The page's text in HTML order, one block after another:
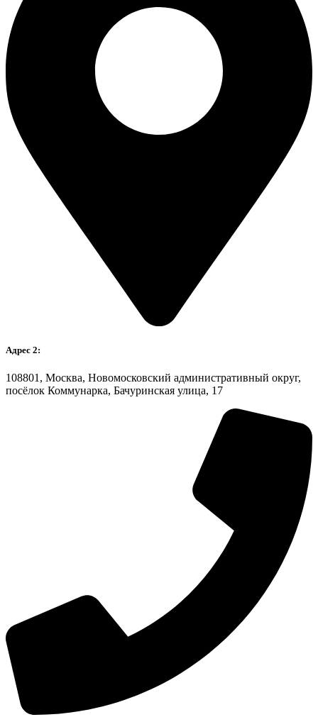
Адрес 2:
108801, Москва, Новомосковский административный округ,
посёлок Коммунарка, Бачуринская улица, 17